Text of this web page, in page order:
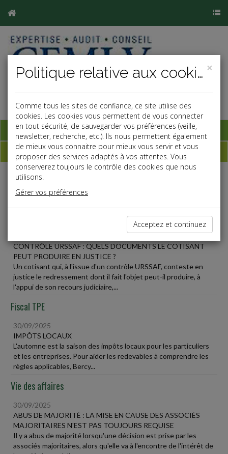
Base documentaire
Dépêches
Liste des dernières dépêches
CONTRÔLE URSSAF : QUELS DOCUMENTS LE COTISANT
PEUT PRODUIRE EN JUSTICE ?
Un cotisant qui, à l'issue d'un contrôle URSSAF, conteste en
justice le redressement dont il fait l'objet peut-il produire, à
l'appui de son recours judiciaire,...
Fiscal TPE
30/09/2025
IMPÔTS LOCAUX
L'automne est la saison des impôts locaux pour les particuliers
et les entreprises. Pour aider les redevables à comprendre les
règles applicables, Bercy...
Vie des affaires
30/09/2025
ABUS DE MAJORITÉ : LA MISE EN CAUSE DES ASSOCIÉS
MAJORITAIRES N'EST PAS TOUJOURS REQUISE
Il y a abus de majorité lorsqu'une décision est prise par les
associés majoritaires, alors qu'elle va à l'encontre de l'intérêt de
×
Politique relative aux cookies
Comme tous les sites de confiance, ce site utilise des
cookies. Les cookies vous permettent de vous connecter
en tout sécurité, de sauvegarder vos préférences (veille,
newsletter, recherche, etc.). Ils nous permettent également
de mieux vous connaitre pour mieux vous servir et vous
proposer des services adaptés à vos attentes. Vous
conserverez toujours le contrôle des cookies que nous
utilisons.
Gérer vos préférences
Acceptez et continuez